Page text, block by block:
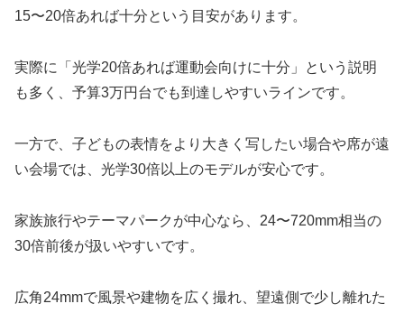
15〜20倍あれば十分という目安があります。
実際に「光学20倍あれば運動会向けに十分」という説明
も多く、予算3万円台でも到達しやすいラインです。
一方で、子どもの表情をより大きく写したい場合や席が遠
い会場では、光学30倍以上のモデルが安心です。
家族旅行やテーマパークが中心なら、24〜720mm相当の
30倍前後が扱いやすいです。
広角24mmで風景や建物を広く撮れ、望遠側で少し離れた